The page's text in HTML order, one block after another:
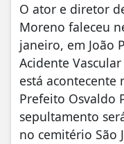
O ator e diretor
Moreno faleceu
janeiro, em João
Acidente
está acontecente
Prefeito Osvaldo
sepultamento
no cemitério São